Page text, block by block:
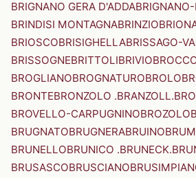
BRIGNANO GERA D'ADDA
BRINDISI MONTAGNABRINZIO
BRIOSCOBRISIGHELLABRISSAGO-
BRISSOGNEBRITTOLIBRIVIO
BROGLIANOBROGNATUROBROLO
BRONTEBRONZOLO .BRANZOLL.
BROVELLO-CARPUGNINOBROZOLO
BRUGNATOBRUGNERABRUINO
BRUNELLOBRUNICO .BRUNECK.
BRUSASCOBRUSCIANO